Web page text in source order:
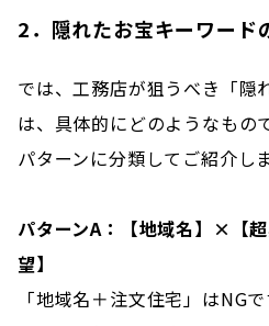
2．隠れたお宝キーワード
では、工務店が狙うべき「隠
は、具体的にどのようなもの
パターンに分類してご紹介しま
パターンA：【地域名】×【
望】
「地域名＋注文住宅」はNG